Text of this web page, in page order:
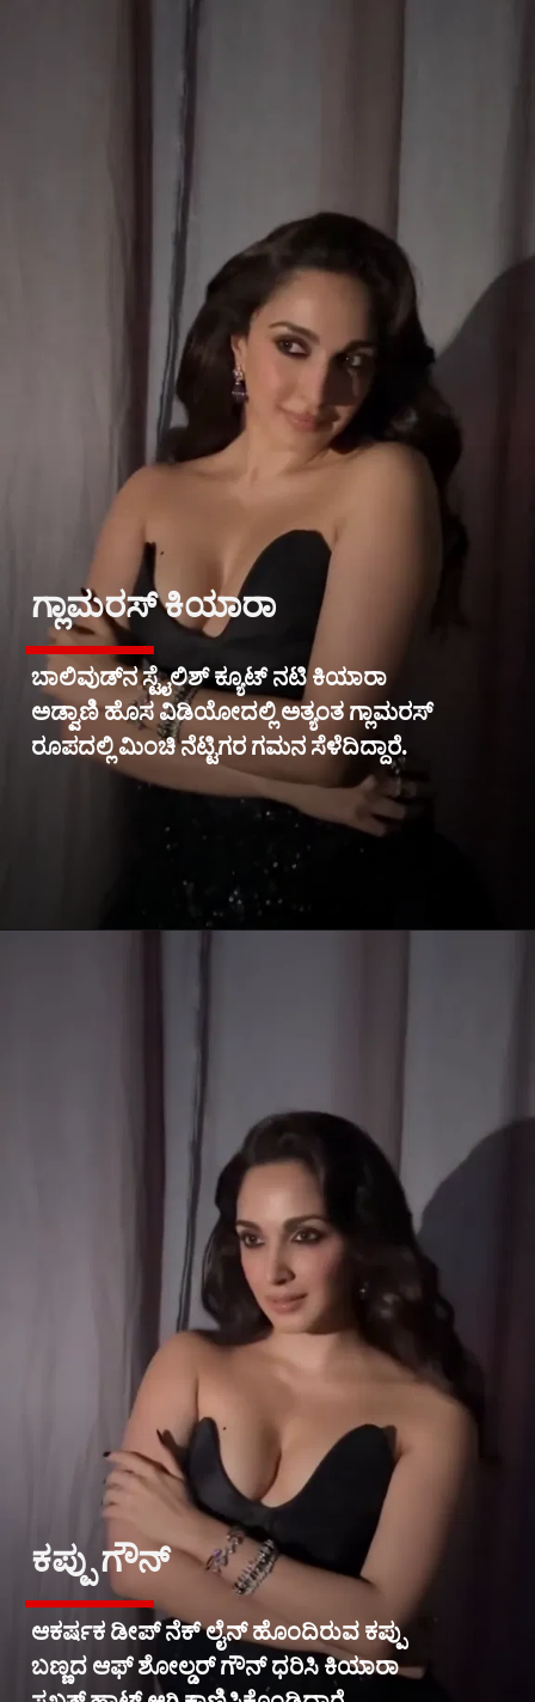
ಗ್ಲಾಮರಸ್ ಕಿಯಾರಾ
ಬಾಲಿವುಡ್‌ನ ಸ್ಟೈಲಿಶ್ ಕ್ಯೂಟ್ ನಟಿ ಕಿಯಾರಾ
ಅಡ್ವಾಣಿ ಹೊಸ ವಿಡಿಯೋದಲ್ಲಿ ಅತ್ಯಂತ ಗ್ಲಾಮರಸ್
ರೂಪದಲ್ಲಿ ಮಿಂಚಿ ನೆಟ್ಟಿಗರ ಗಮನ ಸೆಳೆದಿದ್ದಾರೆ.
ಕಪ್ಪು ಗೌನ್
ಆಕರ್ಷಕ ಡೀಪ್ ನೆಕ್ ಲೈನ್ ಹೊಂದಿರುವ ಕಪ್ಪು
ಬಣ್ಣದ ಆಫ್ ಶೋಲ್ಡರ್ ಗೌನ್ ಧರಿಸಿ ಕಿಯಾರಾ